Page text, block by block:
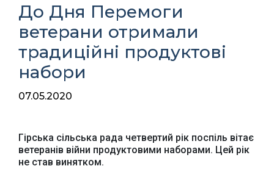
До Дня Перемоги
ветерани отримали
традиційні продуктові
набори
07.05.2020
Гірська сільська рада четвертий рік поспіль вітає
ветеранів війни продуктовими наборами. Цей рік
не став винятком.